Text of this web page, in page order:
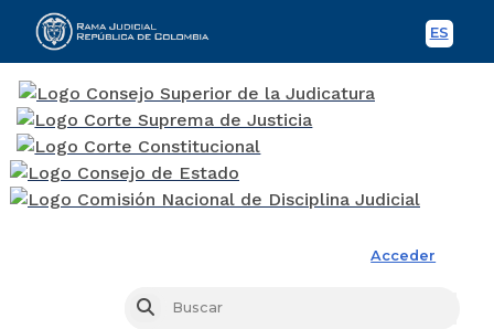
ES
Acceder
Buscar